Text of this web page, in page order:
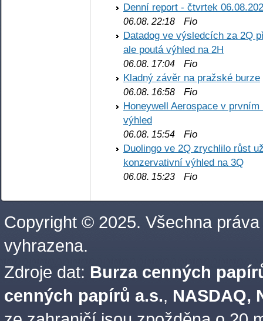
Denní report - čtvrtek
06.08. 22:18 Fio
Datadog ve výsledcích za 2Q
ale poutá výhled na 2H
06.08. 17:04 Fio
Kladný závěr na pražské burze
06.08. 16:58 Fio
Honeywell Aerospace v
výhled
06.08. 15:54 Fio
Duolingo ve 2Q zrychlilo růst
konzervativní výhled na 3Q
06.08. 15:23 Fio
Copyright © 2025. Všechna práva
vyhrazena.
Zdroje dat: Burza cenných
cenných papírů a.s., NASDAQ,